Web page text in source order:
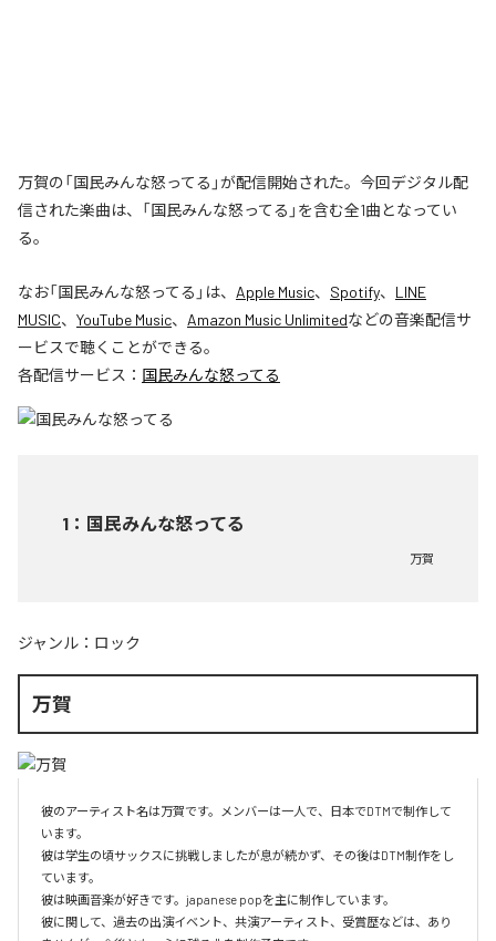
万賀の「国民みんな怒ってる」が配信開始された。今回デジタル配
信された楽曲は、「国民みんな怒ってる」を含む全1曲となってい
る。
なお「国民みんな怒ってる 」は、 Apple Music、 Spotify、 LINE
MUSIC、 YouTube Music、 Amazon Music Unlimitedなどの音楽配信サ
ービスで聴くことができる。
各配信サービス： 国民みんな怒ってる
1 ： 国民みんな怒ってる
万賀
ジャンル： ロック
万賀
彼のアーティスト名は万賀です。メンバーは一人で、日本でDTMで制作して
います。
彼は学生の頃サックスに挑戦しましたが息が続かず、その後はDTM制作をし
ています。
彼は映画音楽が好きです。japanese popを主に制作しています。
彼に関して、過去の出演イベント、共演アーティスト、受賞歴などは、あり